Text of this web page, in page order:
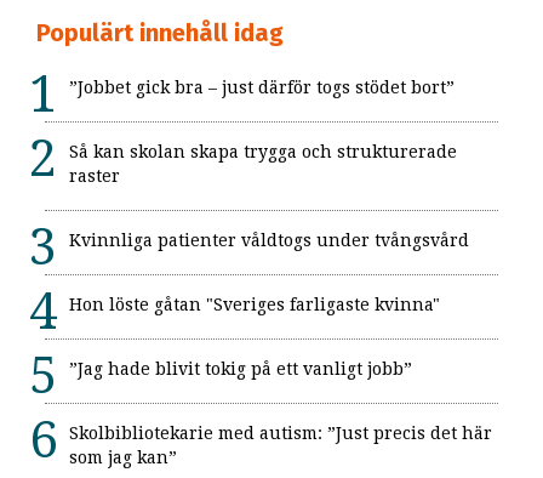
Populärt innehåll idag
”Jobbet gick bra – just därför togs stödet bort”
Så kan skolan skapa trygga och strukturerade
raster
Kvinnliga patienter våldtogs under tvångsvård
Hon löste gåtan "Sveriges farligaste kvinna"
”Jag hade blivit tokig på ett vanligt jobb”
Skolbibliotekarie med autism: ”Just precis det här
som jag kan”